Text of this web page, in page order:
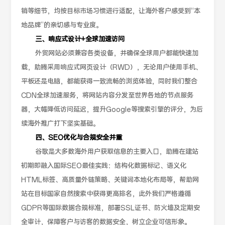
销等细节，均按目标市场习惯进行适配，让海外客户感受到“本
地品牌”的亲切感与专业度。
三、响应式设计+全球加速访问
外贸网站必须兼容各类设备，并确保全球用户都能快速加
载，助腾采用响应式网页设计（RWD），无论用户使用手机、
平板还是电脑，都能获得一致流畅的浏览体验，同时我们整合
CDN全球加速服务，将网站内容分发至世界各地的节点服务
器，大幅降低访问延迟，提升Google等搜索引擎的评分，为后
续海外推广打下坚实基础。
四、SEO优化与合规安全并重
谷歌是大多数海外用户获取信息的主要入口，助腾在建站
初期即融入国际SEO最佳实践：结构化数据标记、语义化
HTML标签、高质量外链策略、关键词本地化布局等，帮助网
站在目标国家自然搜索中获得更高排名，此外我们严格遵循
GDPR等国际数据合规标准，部署SSL证书、防火墙及定期安
全审计，保障客户与访客的数据安全，树立企业可信形象。